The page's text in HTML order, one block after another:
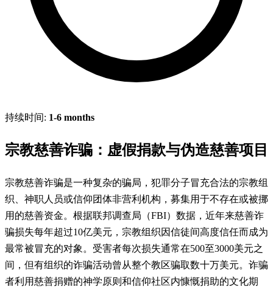
持续时间: 1-6 months
宗教慈善诈骗：虚假捐款与伪造慈善项目
宗教慈善诈骗是一种复杂的骗局，犯罪分子冒充合法的宗教组
织、神职人员或信仰团体非营利机构，募集用于不存在或被挪
用的慈善资金。根据联邦调查局（FBI）数据，近年来慈善诈
骗损失每年超过10亿美元，宗教组织因信徒间高度信任而成为
最常被冒充的对象。受害者每次损失通常在500至3000美元之
间，但有组织的诈骗活动曾从整个教区骗取数十万美元。诈骗
者利用慈善捐赠的神学原则和信仰社区内慷慨捐助的文化期